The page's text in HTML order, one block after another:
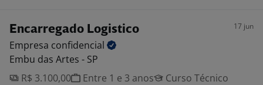
Encarregado Logistico 17 jun
Empresa confidencial
Embu das Artes - SP
R$ 3.100,00
Entre 1 e 3 anos
Curso Técnico